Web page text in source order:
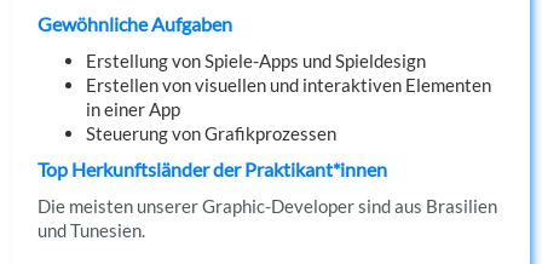
Gewöhnliche Aufgaben
Erstellung von Spiele-Apps und Spieldesign
Erstellen von visuellen und interaktiven Elementen
in einer App
Steuerung von Grafikprozessen
Top Herkunftsländer der Praktikant*innen
Die meisten unserer Graphic-Developer sind aus Brasilien
und Tunesien.